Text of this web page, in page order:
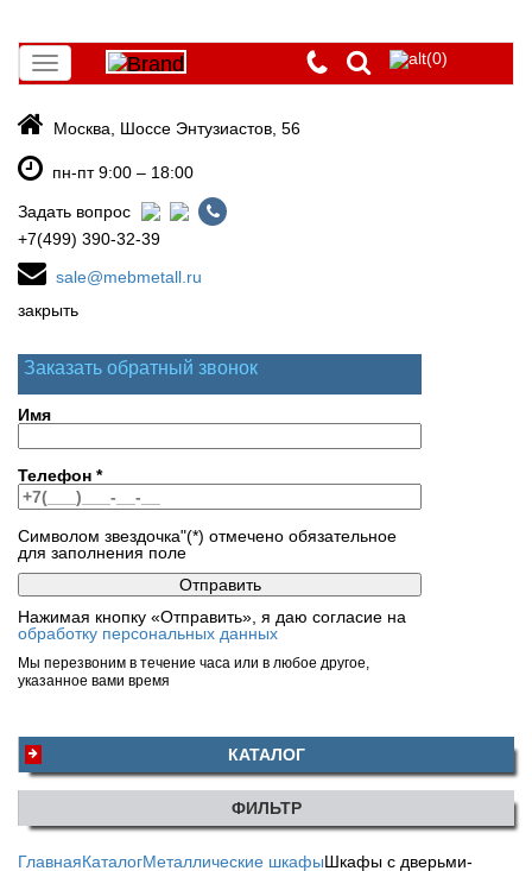
Toggle
navigation
(0)
Москва, Шоссе Энтузиастов, 56
пн-пт 9:00 – 18:00
Задать вопрос
+7(499) 390-32-39
sale@mebmetall.ru
закрыть
Заказать обратный звонок
Имя
Телефон *
Символом звездочка"(*) отмечено обязательное
для заполнения поле
Нажимая кнопку «Отправить», я даю согласие на
обработку персональных данных
Мы перезвоним в течение часа или в любое другое,
указанное вами время
КАТАЛОГ
ФИЛЬТР
ГлавнаяКаталогМеталлические шкафыШкафы с дверьми-